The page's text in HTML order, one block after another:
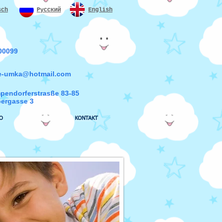
Русский English
-umka@hotmail.com
83-85
3
KONTAKT